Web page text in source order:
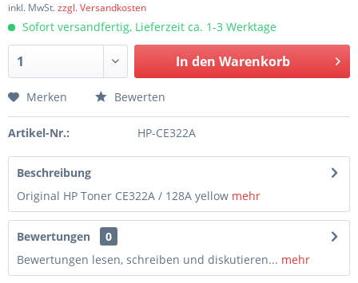
inkl. MwSt.zzgl. Versandkosten
Sofort versandfertig, Lieferzeit ca. 1-3 Werktage
In den Warenkorb
Merken Bewerten
Artikel-Nr.: HP-CE322A
Beschreibung
Original HP Toner CE322A / 128A yellow mehr
Bewertungen
0
Bewertungen lesen, schreiben und diskutieren... mehr